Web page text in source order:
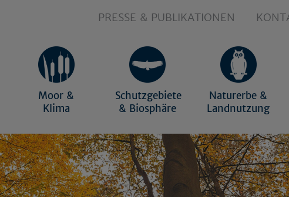
PRESSE & PUBLIKATIONEN
Moor &
Klima
Schutzgebiete
& Biosphäre
Naturerbe &
Landnutzung